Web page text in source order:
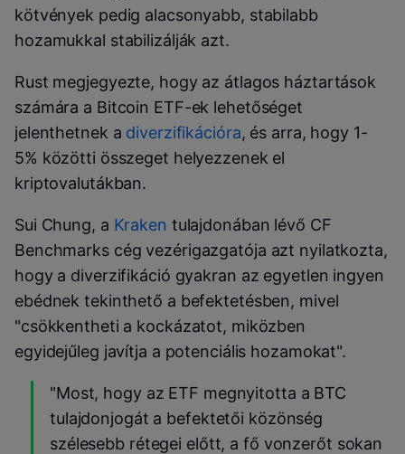
kötvények pedig alacsonyabb, stabilabb
hozamukkal stabilizálják azt.
Rust megjegyezte, hogy az átlagos háztartások
számára a Bitcoin ETF-ek lehetőséget
jelenthetnek a diverzifikációra, és arra, hogy 1-
5% közötti összeget helyezzenek el
kriptovalutákban.
Sui Chung, a Kraken tulajdonában lévő CF
Benchmarks cég vezérigazgatója azt nyilatkozta,
hogy a diverzifikáció gyakran az egyetlen ingyen
ebédnek tekinthető a befektetésben, mivel
"csökkentheti a kockázatot, miközben
egyidejűleg javítja a potenciális hozamokat".
"Most, hogy az ETF megnyitotta a BTC
tulajdonjogát a befektetői közönség
szélesebb rétegei előtt, a fő vonzerőt sokan